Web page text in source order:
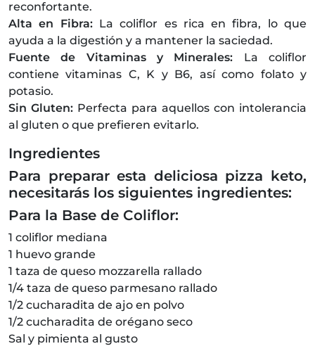
reconfortante.
Alta en Fibra:La coliflor es rica en fibra, lo que
ayuda a la digestión y a mantener la saciedad.
Fuente de Vitaminas y Minerales: La coliflor
contiene vitaminas C, K y B6, así como folato y
potasio.
Sin Gluten: Perfecta para aquellos con intolerancia
al gluten o que prefieren evitarlo.
Ingredientes
Para preparar esta deliciosa pizza keto,
necesitarás los siguientes ingredientes:
Para la Base de Coliflor:
1 coliflor mediana
1 huevo grande
1 taza de queso mozzarella rallado
1/4 taza de queso parmesano rallado
1/2 cucharadita de ajo en polvo
1/2 cucharadita de orégano seco
Sal y pimienta al gusto